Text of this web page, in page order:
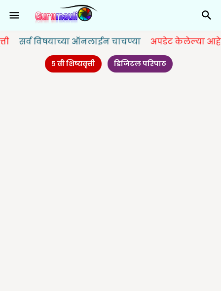
विषयाच्या ऑनलाईन चाचण्या अपडेट केलेल्या आहेत.
५ वी शिष्यवृत्ती डिजिटल परिपाठ